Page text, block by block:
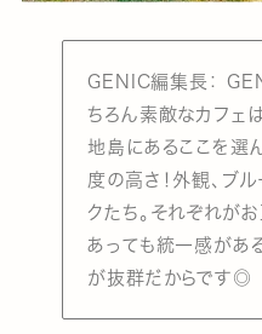
GENIC編集長：
ちろん素敵なカフェ
地島にあるここを選
度の高さ！外観、ブ
クたち。それぞれが
あっても統一感があ
が抜群だからです◎